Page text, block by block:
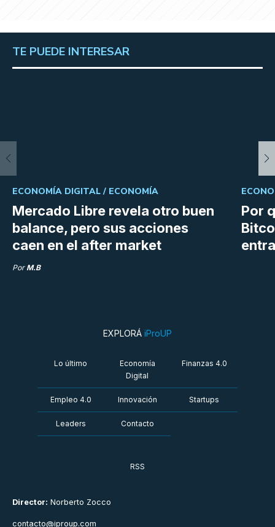
TE PUEDE INTERESAR
Mercado Libre revela otro buen
balance, pero sus acciones
caen en el after market
ECONOMÍA DIGITAL / ECONOMÍA
Por M.B
Por
Director: Norberto Zocco
contacto@iproup.com
EXPLORÁ iProUP
Lo último
Economía
Digital
Finanzas 4.0
Empleo 4.0 Innovación Startups
Leaders Contacto
RSS